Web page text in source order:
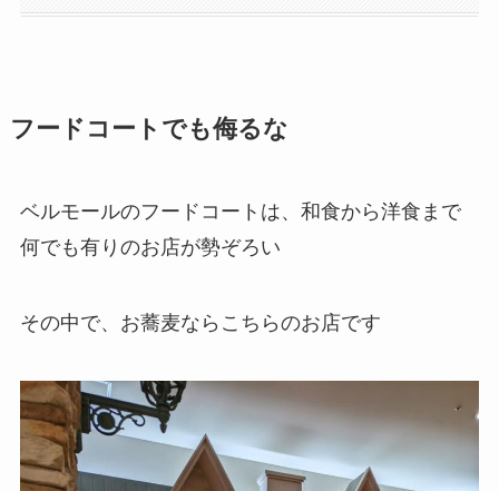
フードコートでも侮るな
ベルモールのフードコートは、和食から洋食まで
何でも有りのお店が勢ぞろい
その中で、お蕎麦ならこちらのお店です